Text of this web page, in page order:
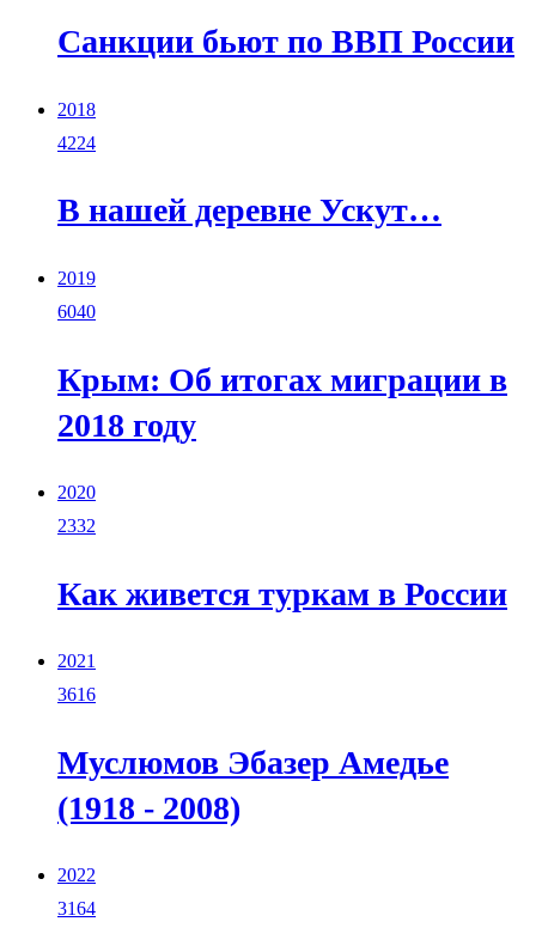
Санкции бьют по ВВП России
2018
4224
В нашей деревне Ускут…
2019
6040
Крым: Об итогах миграции в
2018 году
2020
2332
Как живется туркам в России
2021
3616
Муслюмов Эбазер Амедье
(1918 - 2008)
2022
3164